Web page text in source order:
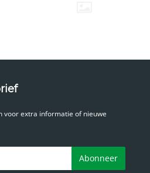
tabel ziet u in
voor extra informatie of nieuwe
Abonneer